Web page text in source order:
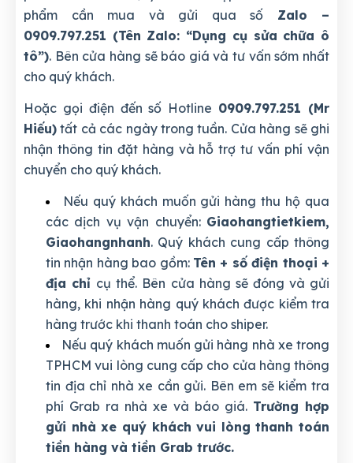
phẩm cần mua và gửi qua số Zalo –
0909.797.251 (Tên Zalo: “Dụng cụ sửa chữa ô
tô”). Bên cửa hàng sẽ báo giá và tư vấn sớm nhất
cho quý khách.
Hoặc gọi điện đến số Hotline 0909.797.251 (Mr
Hiếu) tất cả các ngày trong tuần. Cửa hàng sẽ ghi
nhận thông tin đặt hàng và hỗ trợ tư vấn phí vận
chuyển cho quý khách.
Nếu quý khách muốn gửi hàng thu hộ qua
các dịch vụ vận chuyển: Giaohangtietkiem,
Giaohangnhanh. Quý khách cung cấp thông
tin nhận hàng bao gồm: Tên + số điện thoại +
địa chỉ cụ thể. Bên cửa hàng sẽ đóng và gửi
hàng, khi nhận hàng quý khách được kiểm tra
hàng trước khi thanh toán cho shiper.
Nếu quý khách muốn gửi hàng nhà xe trong
TPHCM vui lòng cung cấp cho cửa hàng thông
tin địa chỉ nhà xe cần gửi. Bên em sẽ kiểm tra
phí Grab ra nhà xe và báo giá. Trường hợp
gửi nhà xe quý khách vui lòng thanh toán
tiền hàng và tiền Grab trước.